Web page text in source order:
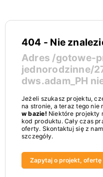
404 - Nie
Adres /gotowe-
jednorodzinne/
dws.adam_PH
Jeżeli szukasz projektu,
na stronie, a teraz tego
w bazie! Niektóre projekty
kod produktu. Cały czas
oferty. Skontaktuj się z
szczegóły.
Zapytaj o projekt,